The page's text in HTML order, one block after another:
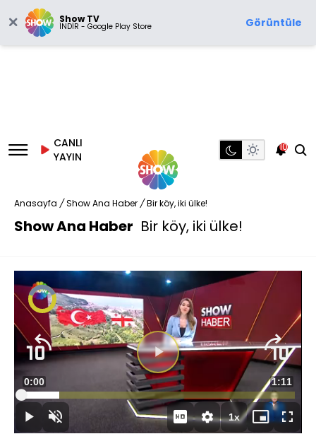
Show TV
İNDİR - Google Play Store Görüntüle
CANLI
YAYIN
10
Anasayfa / Show Ana Haber / Bir köy, iki ülke!
Show Ana Haber Bir köy, iki ülke!
Video
Oynatıcısı
yükleniyor.
Videoyu
Oynat
OynatSesi
Aç
Süre
0:00 Toplam
Süre
1:11
Yüklendi:
13.95%
1xOynatma
Hızı
Mini
oynatıcı
Tam
Ekran